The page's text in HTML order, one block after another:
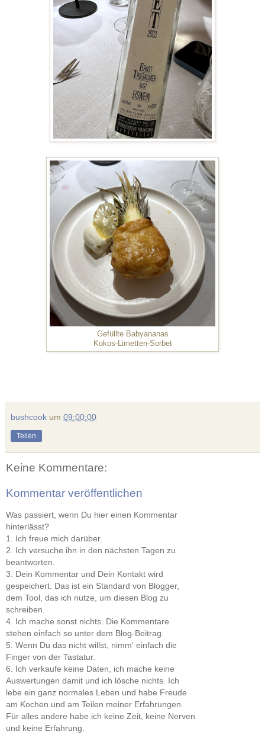
Gefüllte Babyananas
Kokos-Limetten-Sorbet
bushcook um 09:00:00
Teilen
Keine Kommentare:
Kommentar veröffentlichen
Was passiert, wenn Du hier einen Kommentar
hinterlässt?
1. Ich freue mich darüber.
2. Ich versuche ihn in den nächsten Tagen zu
beantworten.
3. Dein Kommentar und Dein Kontakt wird
gespeichert. Das ist ein Standard von Blogger,
dem Tool, das ich nutze, um diesen Blog zu
schreiben.
4. Ich mache sonst nichts. Die Kommentare
stehen einfach so unter dem Blog-Beitrag.
5. Wenn Du das nicht willst, nimm' einfach die
Finger von der Tastatur.
6. Ich verkaufe keine Daten, ich mache keine
Auswertungen damit und ich lösche nichts. Ich
lebe ein ganz normales Leben und habe Freude
am Kochen und am Teilen meiner Erfahrungen.
Für alles andere habe ich keine Zeit, keine Nerven
und keine Erfahrung.